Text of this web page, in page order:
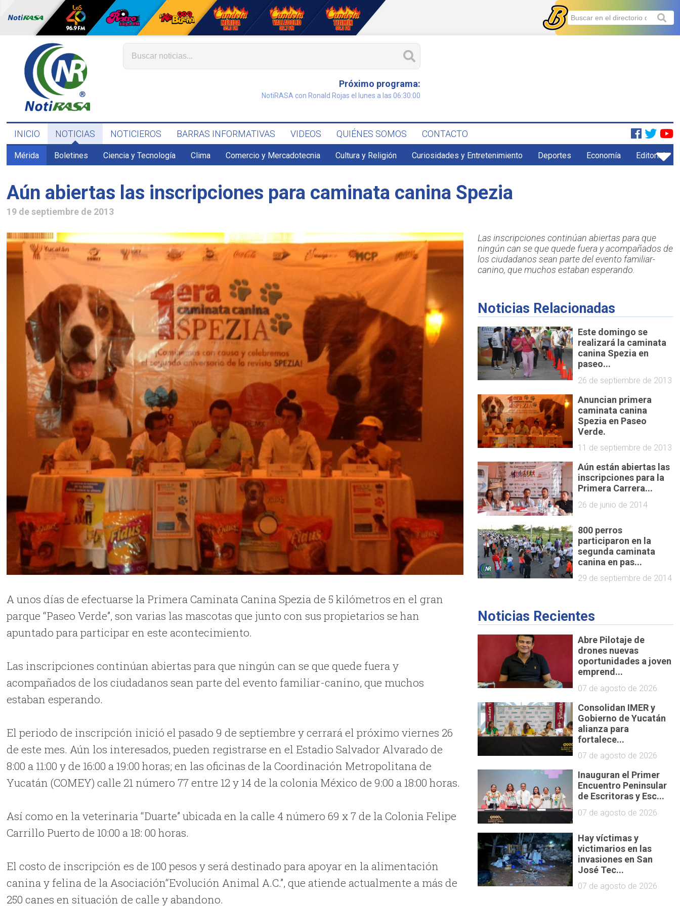
Próximo programa:
NotiRASA con Ronald Rojas el lunes a las 06:30:00
INICIO NOTICIAS NOTICIEROS BARRAS INFORMATIVAS VIDEOS QUIÉNES SOMOS CONTACTO
Mérida Boletines Ciencia y Tecnología Clima Comercio y Mercadotecnia Cultura y Religión Curiosidades y Entretenimiento Deportes Economía Editorial
Aún abiertas las inscripciones para caminata canina Spezia
19 de septiembre de 2013
A unos días de efectuarse la Primera Caminata Canina Spezia de 5 kilómetros en el gran
parque “Paseo Verde”, son varias las mascotas que junto con sus propietarios se han
apuntado para participar en este acontecimiento.
Las inscripciones continúan abiertas para que ningún can se que quede fuera y
acompañados de los ciudadanos sean parte del evento familiar-canino, que muchos
estaban esperando.
El periodo de inscripción inició el pasado 9 de septiembre y cerrará el próximo viernes 26
de este mes. Aún los interesados, pueden registrarse en el Estadio Salvador Alvarado de
8:00 a 11:00 y de 16:00 a 19:00 horas; en las oficinas de la Coordinación Metropolitana de
Yucatán (COMEY) calle 21 número 77 entre 12 y 14 de la colonia México de 9:00 a 18:00 horas.
Así como en la veterinaria “Duarte” ubicada en la calle 4 número 69 x 7 de la Colonia Felipe
Carrillo Puerto de 10:00 a 18: 00 horas.
El costo de inscripción es de 100 pesos y será destinado para apoyar en la alimentación
canina y felina de la Asociación“Evolución Animal A.C.”, que atiende actualmente a más de
250 canes en situación de calle y abandono.
Las inscripciones continúan abiertas para que
ningún can se que quede fuera y acompañados de
los ciudadanos sean parte del evento familiar-
canino, que muchos estaban esperando.
Noticias Relacionadas
Este domingo se
realizará la caminata
canina Spezia en
paseo...
26 de septiembre de 2013
Anuncian primera
caminata canina
Spezia en Paseo
Verde.
11 de septiembre de 2013
Aún están abiertas las
inscripciones para la
Primera Carrera...
26 de junio de 2014
800 perros
participaron en la
segunda caminata
canina en pas...
29 de septiembre de 2014
Noticias Recientes
Abre Pilotaje de
drones nuevas
oportunidades a joven
emprend...
07 de agosto de 2026
Consolidan IMER y
Gobierno de Yucatán
alianza para
fortalece...
07 de agosto de 2026
Inauguran el Primer
Encuentro Peninsular
de Escritoras y Esc...
07 de agosto de 2026
Hay víctimas y
victimarios en las
invasiones en San
José Tec...
07 de agosto de 2026